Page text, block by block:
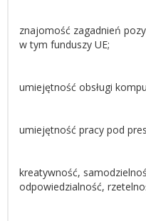
znajomość zagadnień
w tym funduszy UE;
umiejętność obsługi
umiejętność pracy pod
kreatywność,
odpowiedzialność,